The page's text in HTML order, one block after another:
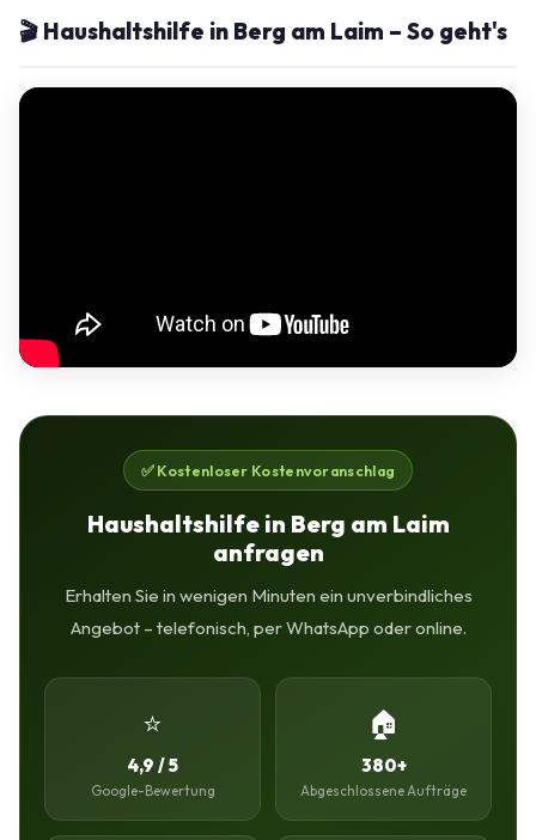
🎬 Haushaltshilfe in Berg am Laim – So geht's
✅ Kostenloser Kostenvoranschlag
Haushaltshilfe in Berg am Laim
anfragen
Erhalten Sie in wenigen Minuten ein unverbindliches
Angebot – telefonisch, per WhatsApp oder online.
⭐
4,9 / 5
Google-Bewertung
🏠
380+
Abgeschlossene Aufträge